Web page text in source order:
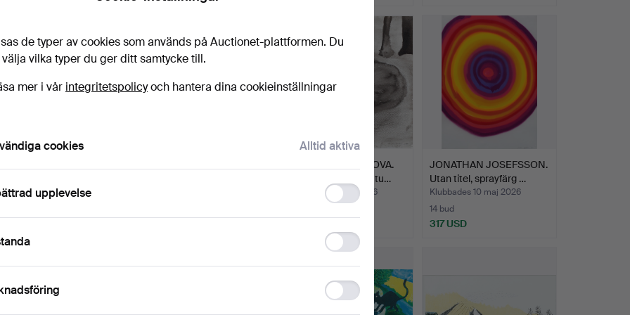
10 maj 2026
KLARA KRISTALOVA.
"Deep in the forest", tu…
Klubbades 10 maj 2026
JONATHAN JOSEFSSON.
Utan titel, sprayfärg …
Klubbades 10 maj 2026
14 bud
317 USD
de typer av cookies som används på Auctionet-plattformen. Du
vilka typer du ger ditt samtycke till.
mer i vår integritetspolicyoch hantera dina cookieinställningar
cookies Alltid aktiva
upplevelse
Functionality
storage
Statistics
storage
Ad
storage